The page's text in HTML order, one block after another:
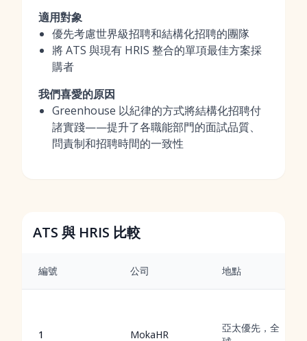
適用對象
優先考慮世界級招聘和結構化招聘的團隊
將 ATS 與現有 HRIS 整合的單項最佳方案採
購者
我們喜愛的原因
Greenhouse 以紀律的方式將結構化招聘付
諸實踐——提升了各職能部門的面試品質、
問責制和招聘時間的一致性
ATS 與 HRIS 比較
編號 公司 地點
1 MokaHR
亞太優先，全